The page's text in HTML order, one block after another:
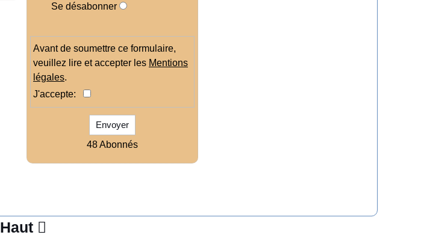
Se désabonner
Avant de soumettre ce formulaire,
veuillez lire et accepter les Mentions
légales.
J'accepte:
Envoyer
48 Abonnés
Haut 